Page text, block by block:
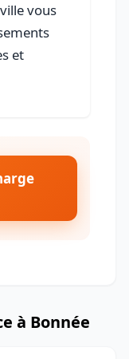
vous
et
à Bonnée